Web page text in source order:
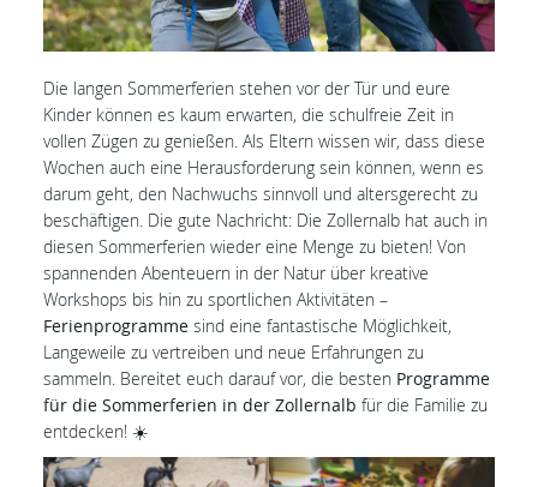
Die langen Sommerferien stehen vor der Tür und eure
Kinder können es kaum erwarten, die schulfreie Zeit in
vollen Zügen zu genießen. Als Eltern wissen wir, dass diese
Wochen auch eine Herausforderung sein können, wenn es
darum geht, den Nachwuchs sinnvoll und altersgerecht zu
beschäftigen. Die gute Nachricht: Die Zollernalb hat auch in
diesen Sommerferien wieder eine Menge zu bieten! Von
spannenden Abenteuern in der Natur über kreative
Workshops bis hin zu sportlichen Aktivitäten –
Ferienprogramme sind eine fantastische Möglichkeit,
Langeweile zu vertreiben und neue Erfahrungen zu
sammeln. Bereitet euch darauf vor, die besten Programme
für die Sommerferien in der Zollernalb für die Familie zu
entdecken! ☀️